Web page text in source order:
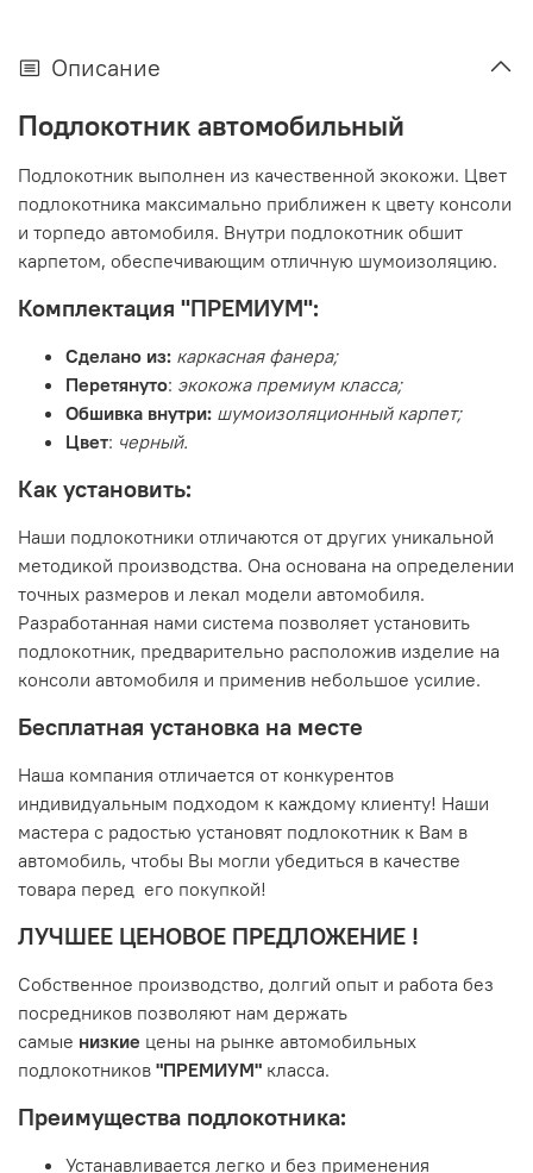
Описание
Подлокотник автомобильный
Подлокотник выполнен из качественной экокожи. Цвет
подлокотника максимально приближен к цвету консоли
и торпедо автомобиля. Внутри подлокотник обшит
карпетом, обеспечивающим отличную шумоизоляцию.
Комплектация "ПРЕМИУМ":
Сделано из: каркасная фанера;
Перетянуто: экокожа премиум класса;
Обшивка внутри: шумоизоляционный карпет;
Цвет: черный.
Как установить:
Наши подлокотники отличаются от других уникальной
методикой производства. Она основана на определении
точных размеров и лекал модели автомобиля.
Разработанная нами система позволяет установить
подлокотник, предварительно расположив изделие на
консоли автомобиля и применив небольшое усилие.
Бесплатная установка на месте
Наша компания отличается от конкурентов
индивидуальным подходом к каждому клиенту! Наши
мастера с радостью установят подлокотник к Вам в
автомобиль, чтобы Вы могли убедиться в качестве
товара перед его покупкой!
ЛУЧШЕЕ ЦЕНОВОЕ ПРЕДЛОЖЕНИЕ !
Собственное производство, долгий опыт и работа без
посредников позволяют нам держать
самые низкие цены на рынке автомобильных
подлокотников "ПРЕМИУМ" класса.
Преимущества подлокотника:
Устанавливается легко и без применения